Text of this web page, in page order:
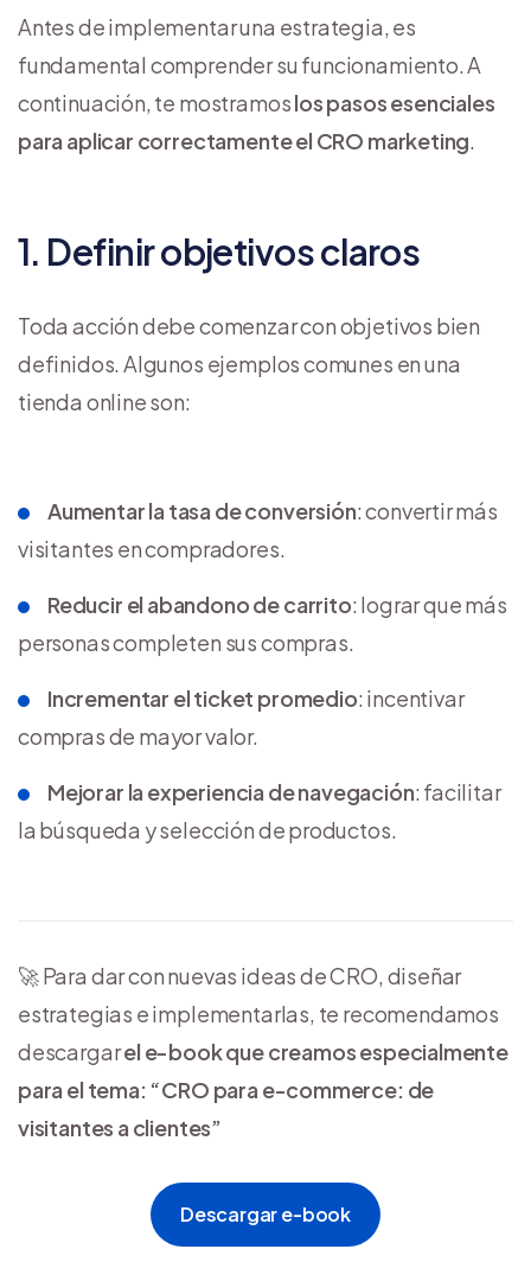
Antes de implementar una estrategia, es
fundamental comprender su funcionamiento. A
continuación, te mostramoslos pasos esenciales
para aplicar correctamente el CRO marketing
1. Definir objetivos claros
Toda acción debe comenzar con objetivos bien
definidos. Algunos ejemplos comunes en una
tienda online son:
Aumentar la tasa de conversión: convertir más
visitantes en compradores.
Reducir el abandono de carrito: lograr que más
personas completen sus compras.
Incrementar el ticket promedio: incentivar
compras de mayor valor.
Mejorar la experiencia de navegación: facilitar
la búsqueda y selección de productos.
🚀 Para dar con nuevas ideas de CRO, diseñar
estrategias e implementarlas, te recomendamos
descargarel e-book que creamos especialmente
para el tema: “CRO para e-commerce: de
visitantes a clientes”
Descargar e-book